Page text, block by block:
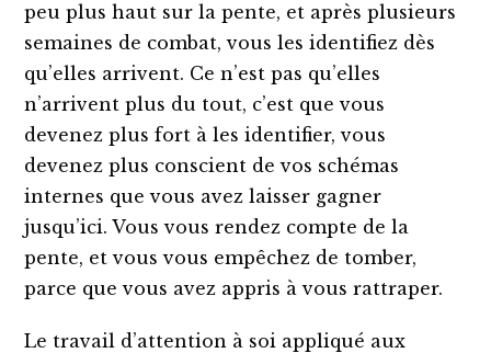
peu plus haut sur la pente, et après plusieurs
semaines de combat, vous les identifiez dès
qu’elles arrivent. Ce n’est pas qu’elles
n’arrivent plus du tout, c’est que vous
devenez plus fort à les identifier, vous
devenez plus conscient de vos schémas
internes que vous avez laisser gagner
jusqu’ici. Vous vous rendez compte de la
pente, et vous vous empêchez de tomber,
parce que vous avez appris à vous rattraper.
Le travail d’attention à soi appliqué aux